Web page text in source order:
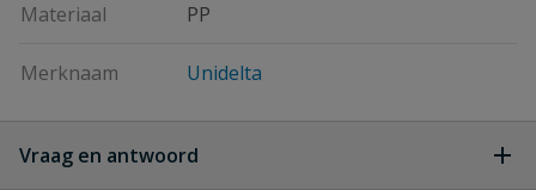
Materiaal PP
Merknaam Unidelta
Vraag en antwoord